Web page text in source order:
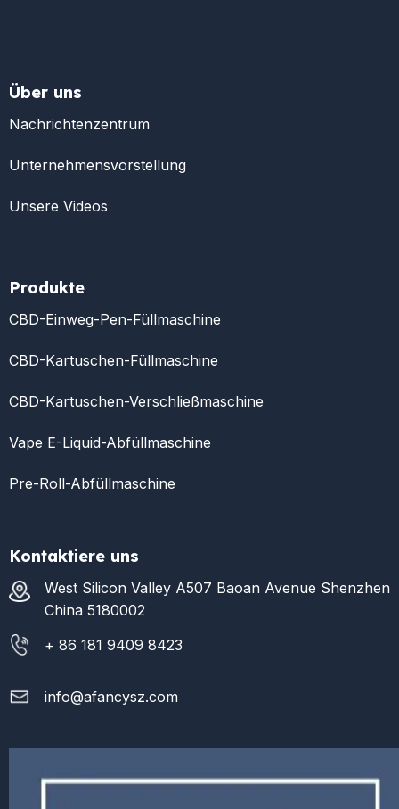
Über uns
Nachrichtenzentrum
Unternehmensvorstellung
Unsere Videos
Produkte
CBD-Einweg-Pen-Füllmaschine
CBD-Kartuschen-Füllmaschine
CBD-Kartuschen-Verschließmaschine
Vape E-Liquid-Abfüllmaschine
Pre-Roll-Abfüllmaschine
Kontaktiere uns
West Silicon Valley A507 Baoan Avenue Shenzhen
China 5180002
+ 86 181 9409 8423
info@afancysz.com